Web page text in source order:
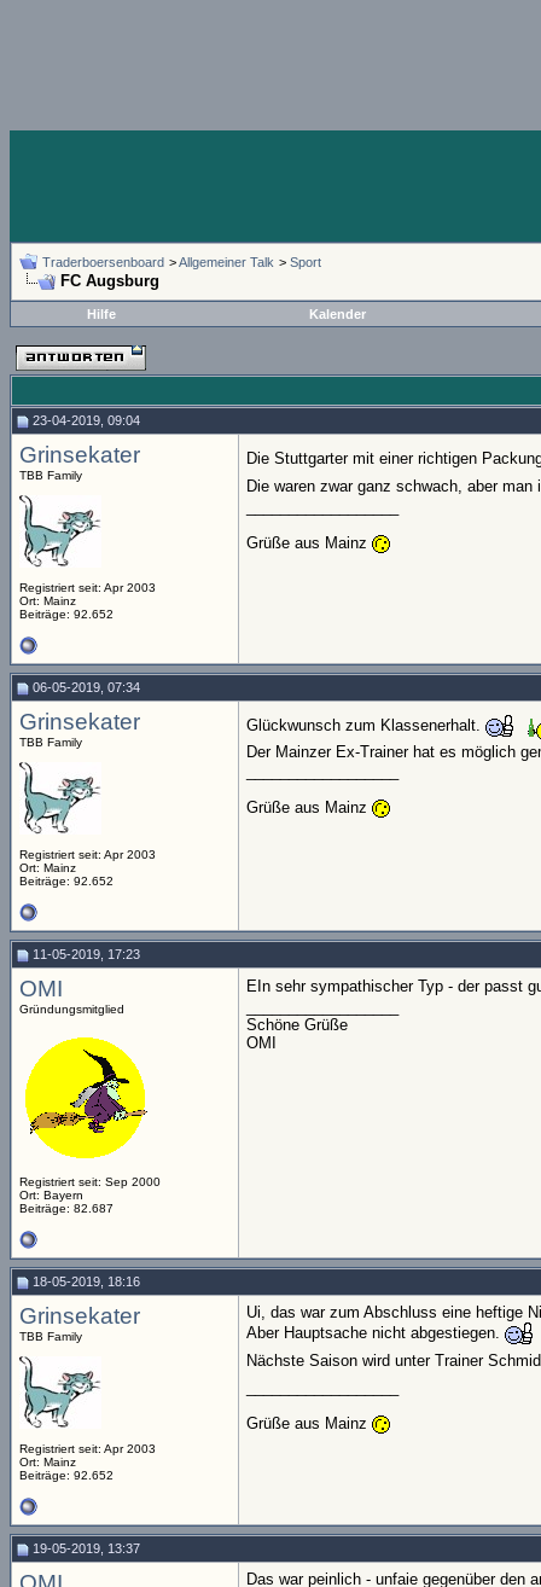
Traderboersenboard >Allgemeiner Talk > Sport
FC Augsburg
Hilfe Kalender
23-04-2019, 09:04
Grinsekater
TBB Family
Registriert seit: Apr 2003
Ort: Mainz
Beiträge: 92.652
Die Stuttgarter mit einer richtigen
Die waren zwar ganz schwach, aber
Grüße aus Mainz
06-05-2019, 07:34
Grinsekater
TBB Family
Registriert seit: Apr 2003
Ort: Mainz
Beiträge: 92.652
Glückwunsch zum Klassenerhalt.
Der Mainzer Ex-Trainer hat es möglich
Grüße aus Mainz
11-05-2019, 17:23
OMI
Gründungsmitglied
Registriert seit: Sep 2000
Ort: Bayern
Beiträge: 82.687
EIn sehr sympathischer Typ - der passt
Schöne Grüße
OMI
18-05-2019, 18:16
Grinsekater
TBB Family
Registriert seit: Apr 2003
Ort: Mainz
Beiträge: 92.652
Ui, das war zum Abschluss eine heftige
Aber Hauptsache nicht abgestiegen.
Nächste Saison wird unter Trainer
Grüße aus Mainz
19-05-2019, 13:37
Das war peinlich - unfaie gegenüber den